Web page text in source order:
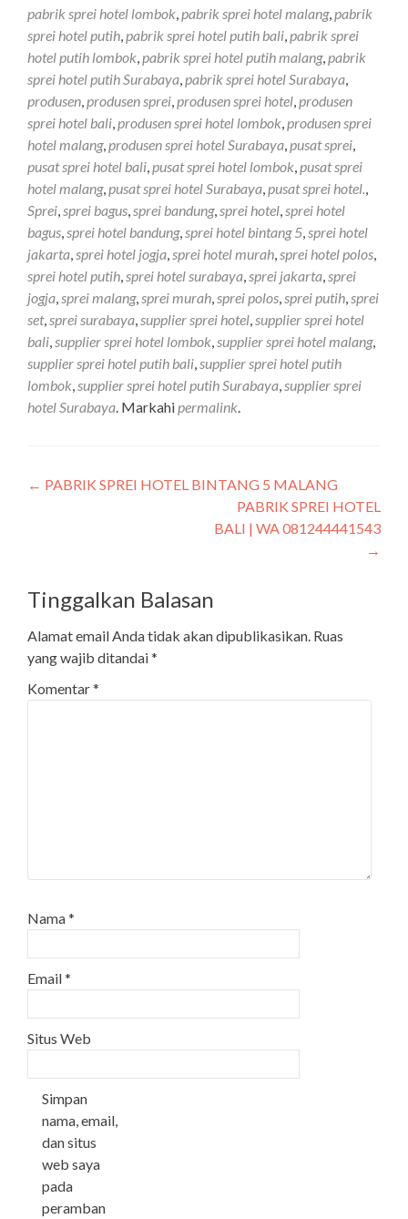
pabrik sprei hotel lombok,pabrik sprei hotel malang,pabrik
sprei hotel putih,pabrik sprei hotel putih bali,pabrik sprei
hotel putih lombok,pabrik sprei hotel putih malang,pabrik
sprei hotel putih Surabaya,pabrik sprei hotel Surabaya,
produsen,produsen sprei,produsen sprei hotel,produsen
sprei hotel bali,produsen sprei hotel lombok,produsen sprei
hotel malang,produsen sprei hotel Surabaya,pusat sprei,
pusat sprei hotel bali,pusat sprei hotel lombok,pusat sprei
hotel malang,pusat sprei hotel Surabaya,pusat sprei hotel.,
Sprei,sprei bagus,sprei bandung,sprei hotel,sprei hotel
bagus,sprei hotel bandung,sprei hotel bintang 5,sprei hotel
jakarta,sprei hotel jogja,sprei hotel murah,sprei hotel polos,
sprei hotel putih,sprei hotel surabaya,sprei jakarta,sprei
jogja,sprei malang,sprei murah,sprei polos,sprei putih,sprei
set,sprei surabaya,supplier sprei hotel,supplier sprei hotel
bali,supplier sprei hotel lombok,supplier sprei hotel malang,
supplier sprei hotel putih bali,supplier sprei hotel putih
lombok,supplier sprei hotel putih Surabaya,supplier sprei
hotel Surabaya. Markahipermalink.
← PABRIK SPREI HOTEL BINTANG 5 MALANG
PABRIK SPREI HOTEL
BALI | WA 081244441543
→
Tinggalkan Balasan
Alamat email Anda tidak akan dipublikasikan. Ruas
yang wajib ditandai*
Komentar*
Nama*
Email*
Situs Web
Simpan
nama, email,
dan situs
web saya
pada
peramban